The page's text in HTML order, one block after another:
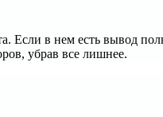
Если в нем есть вывод
убрав все лишнее.